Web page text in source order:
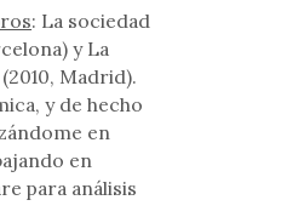
se está comiendo el
: La sociedad
y La
Madrid).
y de hecho
en
en
para análisis